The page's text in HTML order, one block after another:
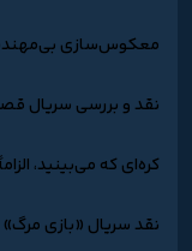
معکوس‌سازی
نقد و بررسی سریال
کره‌ای که می‌بینید،
نقد سریال «بازی مرگ»